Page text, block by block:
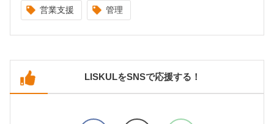
営業支援 管理
LISKULをSNSで応援する！